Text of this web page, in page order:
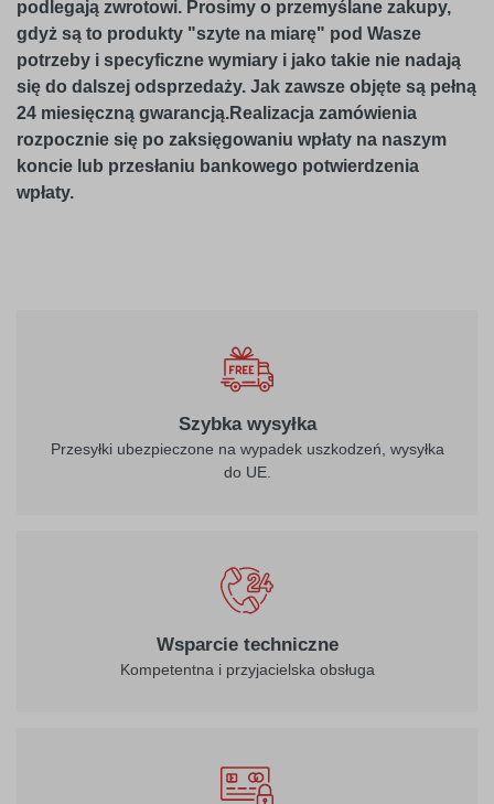
podlegają zwrotowi. Prosimy o przemyślane zakupy,
gdyż są to produkty "szyte na miarę" pod Wasze
potrzeby i specyficzne wymiary i jako takie nie nadają
się do dalszej odsprzedaży. Jak zawsze objęte są pełną
24 miesięczną gwarancją.Realizacja zamówienia
rozpocznie się po zaksięgowaniu wpłaty na naszym
koncie lub przesłaniu bankowego potwierdzenia
wpłaty.
Szybka wysyłka
Przesyłki ubezpieczone na wypadek uszkodzeń, wysyłka
do UE.
Wsparcie techniczne
Kompetentna i przyjacielska obsługa